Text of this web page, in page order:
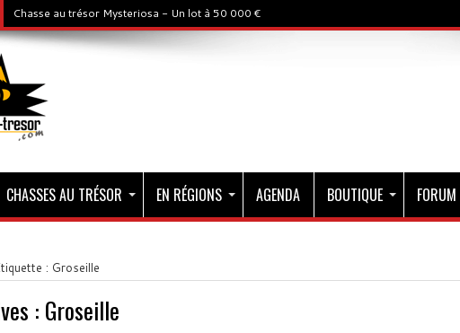
Chasse au trésor Mysteriosa - Un lot à 50 000 €
CHASSES AU TRÉSOR EN RÉGIONS AGENDA BOUTIQUE FORUM
: Groseille
: Groseille